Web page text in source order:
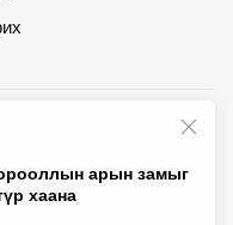
арын замыг
хаана
хуулиар хамгаалагдсан